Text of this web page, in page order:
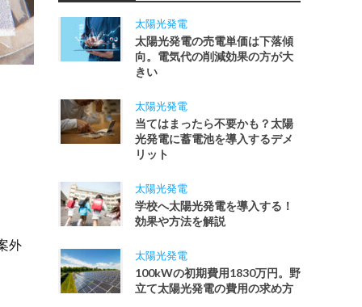
外
太陽光発電
太陽光発電の売電単価は下落傾
向。電気代の削減効果の方が大
きい
太陽光発電
当てはまったら不要かも？太陽
光発電に蓄電池を導入するデメ
リット
太陽光発電
学校へ太陽光発電を導入する！
効果や方法を解説
太陽光発電
100kWの初期費用1830万円。野
立て太陽光発電の費用の求め方